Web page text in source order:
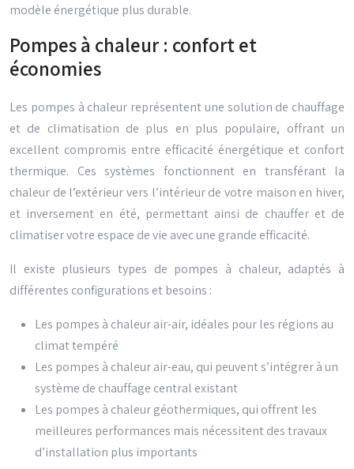
modèle énergétique plus durable.
Pompes à chaleur : confort et
économies
Les pompes à chaleur représentent une solution de chauffage
et de climatisation de plus en plus populaire, offrant un
excellent compromis entre efficacité énergétique et confort
thermique. Ces systèmes fonctionnent en transférant la
chaleur de l’extérieur vers l’intérieur de votre maison en hiver,
et inversement en été, permettant ainsi de chauffer et de
climatiser votre espace de vie avec une grande efficacité.
Il existe plusieurs types de pompes à chaleur, adaptés à
différentes configurations et besoins :
Les pompes à chaleur air-air, idéales pour les régions au
climat tempéré
Les pompes à chaleur air-eau, qui peuvent s’intégrer à un
système de chauffage central existant
Les pompes à chaleur géothermiques, qui offrent les
meilleures performances mais nécessitent des travaux
d’installation plus importants